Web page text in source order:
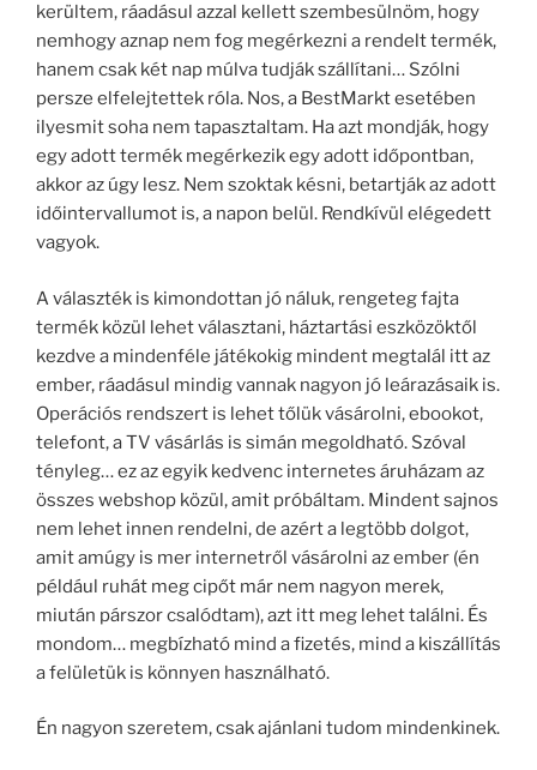
kerültem, ráadásul azzal kellett szembesülnöm, hogy
nemhogy aznap nem fog megérkezni a rendelt termék,
hanem csak két nap múlva tudják szállítani… Szólni
persze elfelejtettek róla. Nos, a BestMarkt esetében
ilyesmit soha nem tapasztaltam. Ha azt mondják, hogy
egy adott termék megérkezik egy adott időpontban,
akkor az úgy lesz. Nem szoktak késni, betartják az adott
időintervallumot is, a napon belül. Rendkívül elégedett
vagyok.
A választék is kimondottan jó náluk, rengeteg fajta
termék közül lehet választani, háztartási eszközöktől
kezdve a mindenféle játékokig mindent megtalál itt az
ember, ráadásul mindig vannak nagyon jó leárazásaik is.
Operációs rendszert is lehet tőlük vásárolni, ebookot,
telefont, a TV vásárlás is simán megoldható. Szóval
tényleg… ez az egyik kedvenc internetes áruházam az
összes webshop közül, amit próbáltam. Mindent sajnos
nem lehet innen rendelni, de azért a legtöbb dolgot,
amit amúgy is mer internetről vásárolni az ember (én
például ruhát meg cipőt már nem nagyon merek,
miután párszor csalódtam), azt itt meg lehet találni. És
mondom… megbízható mind a fizetés, mind a kiszállítás
a felületük is könnyen használható.
Én nagyon szeretem, csak ajánlani tudom mindenkinek.